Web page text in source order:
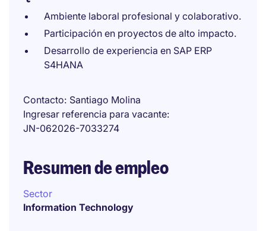
Ambiente laboral profesional y colaborativo.
Participación en proyectos de alto impacto.
Desarrollo de experiencia en SAP ERP
S4HANA
Contacto Santiago Molina
Ingresar referencia para vacante
JN-062026-7033274
Resumen de empleo
Sector
Information Technology